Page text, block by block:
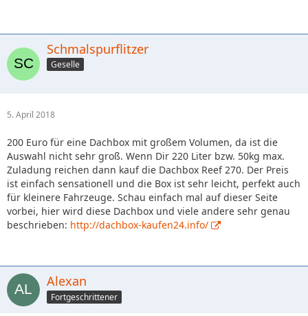
Schmalspurflitzer
Geselle
5. April 2018
200 Euro für eine Dachbox mit großem Volumen, da ist die
Auswahl nicht sehr groß. Wenn Dir 220 Liter bzw. 50kg max.
Zuladung reichen dann kauf die Dachbox Reef 270. Der Preis
ist einfach sensationell und die Box ist sehr leicht, perfekt auch
für kleinere Fahrzeuge. Schau einfach mal auf dieser Seite
vorbei, hier wird diese Dachbox und viele andere sehr genau
beschrieben: http://dachbox-kaufen24.info/
Alexan
Fortgeschrittener